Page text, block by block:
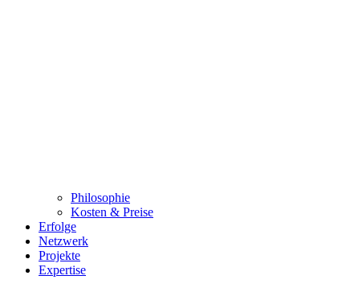
Philosophie
Kosten & Preise
Erfolge
Netzwerk
Projekte
Expertise